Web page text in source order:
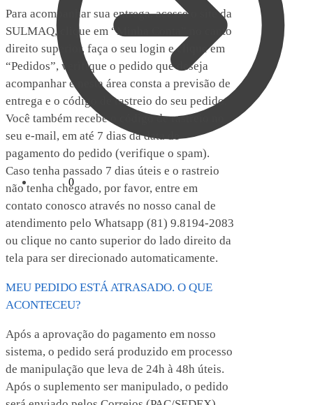
R$ 0,00 0
Para acompanhar sua entrega, acesse o site da
SULMAQ, clique em “Minha Conta” no canto
direito superior, faça o seu login e clique em
“Pedidos”, verifique o pedido que deseja
acompanhar e nesta área consta a previsão de
entrega e o código de rastreio do seu pedido.
Você também recebe o código de rastreio no
seu e-mail, em até 7 dias da data de
pagamento do pedido (verifique o spam).
Caso tenha passado 7 dias úteis e o rastreio
não tenha chegado, por favor, entre em
contato conosco através no nosso canal de
atendimento pelo Whatsapp (81) 9.8194-2083
ou clique no canto superior do lado direito da
tela para ser direcionado automaticamente.
MEU PEDIDO ESTÁ ATRASADO. O QUE
ACONTECEU?
Após a aprovação do pagamento em nosso
sistema, o pedido será produzido em processo
de manipulação que leva de 24h à 48h úteis.
Após o suplemento ser manipulado, o pedido